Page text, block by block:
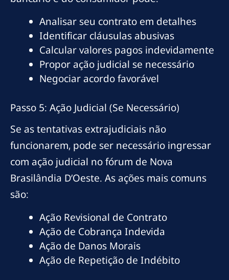
Analisar seu contrato em detalhes
Identificar cláusulas abusivas
Calcular valores pagos indevidamente
Propor ação judicial se necessário
Negociar acordo favorável
Passo 5: Ação Judicial (Se Necessário)
Se as tentativas extrajudiciais não
funcionarem, pode ser necessário ingressar
com ação judicial no fórum de Nova
Brasilândia D’Oeste. As ações mais comuns
são:
Ação Revisional de Contrato
Ação de Cobrança Indevida
Ação de Danos Morais
Ação de Repetição de Indébito